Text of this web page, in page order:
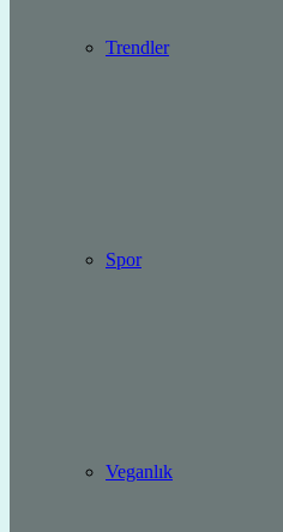
Trendler
Spor
Veganlık